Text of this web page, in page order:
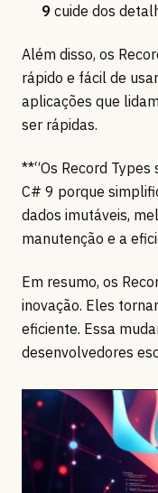
9 cuide dos
Além disso, os
rápido e fácil de
aplicações que
ser rápidas.
**“Os Record
C# 9 porque
dados imutáveis,
manutenção e a
Em resumo, os
inovação. Eles
eficiente. Essa
desenvolvedores